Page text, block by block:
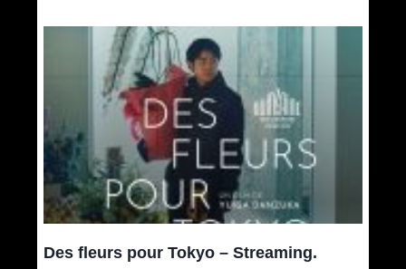
Des fleurs pour Tokyo – Streaming.